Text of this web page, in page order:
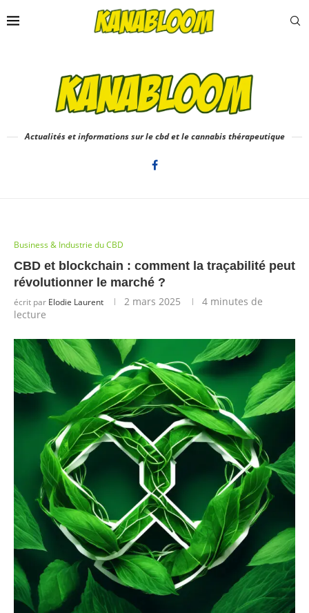
Actualités et informations sur le cbd et le cannabis thérapeutique
Business & Industrie du CBD
CBD et blockchain : comment la traçabilité peut
révolutionner le marché ?
écrit par Elodie Laurent 2 mars 2025
4 minutes de
lecture